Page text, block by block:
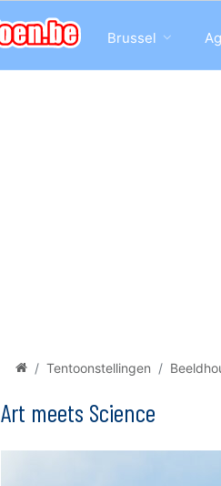
Brussel
Tentoonstellingen
Art meets Science